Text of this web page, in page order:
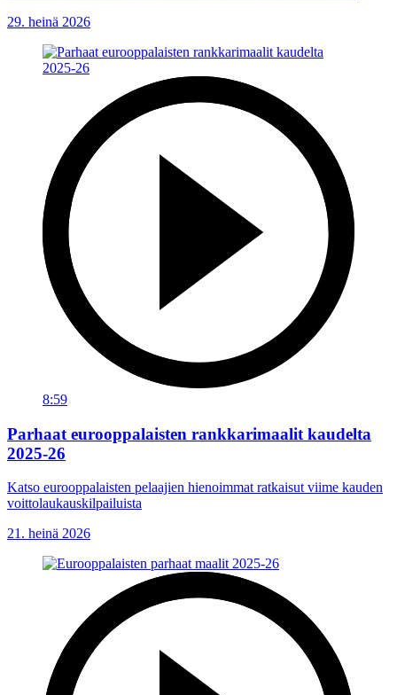
29. heinä 2026
8:59
Parhaat eurooppalaisten rankkarimaalit kaudelta
2025-26
Katso eurooppalaisten pelaajien hienoimmat ratkaisut viime kauden
voittolaukauskilpailuista
21. heinä 2026